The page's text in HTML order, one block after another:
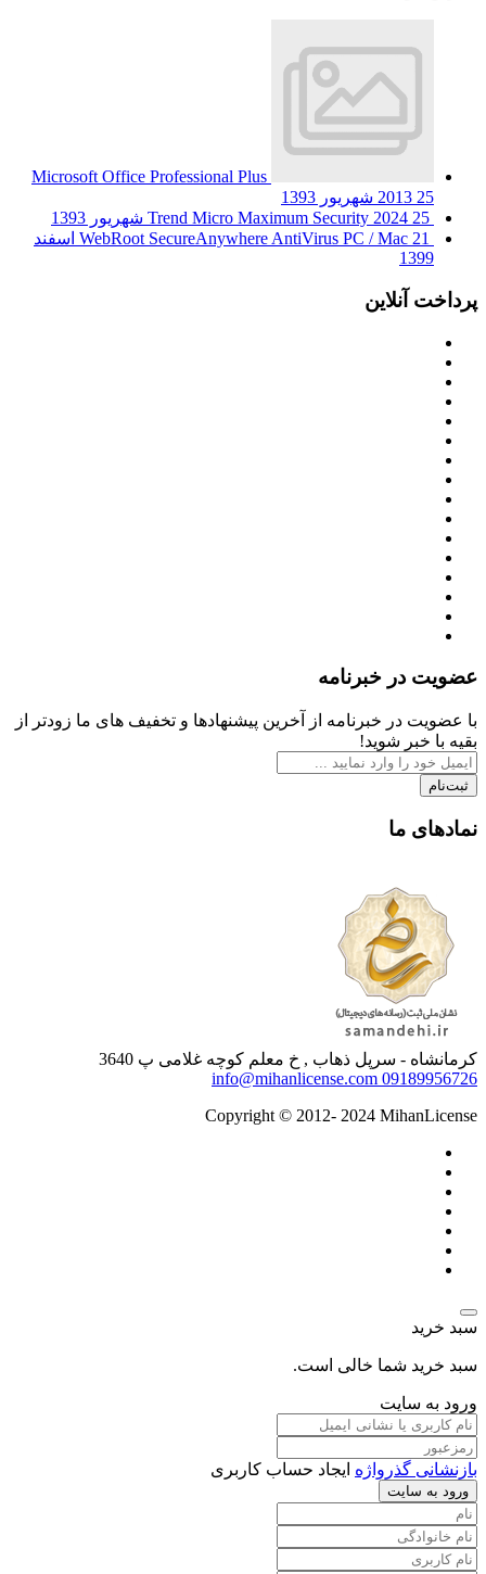
Microsoft Office Professional Plus
2013 25 شهریور 1393
Trend Micro Maximum Security 2024 25 شهریور 1393
WebRoot SecureAnywhere AntiVirus PC / Mac 21 اسفند
1399
پرداخت آنلاین
عضویت در خبرنامه
با عضویت در خبرنامه از آخرین پیشنهادها و تخفیف های ما زودتر از
بقیه با خبر شوید!
ثبت‌نام
نمادهای ما
کرمانشاه - سرپل ذهاب , خ معلم کوچه غلامی پ 3640
09189956726
info@mihanlicense.com
Copyright © 2012- 2024 MihanLicense
سبد خرید
سبد خرید شما خالی است.
ورود به سایت
بازنشانی گذرواژه ایجاد حساب کاربری
ورود به سایت